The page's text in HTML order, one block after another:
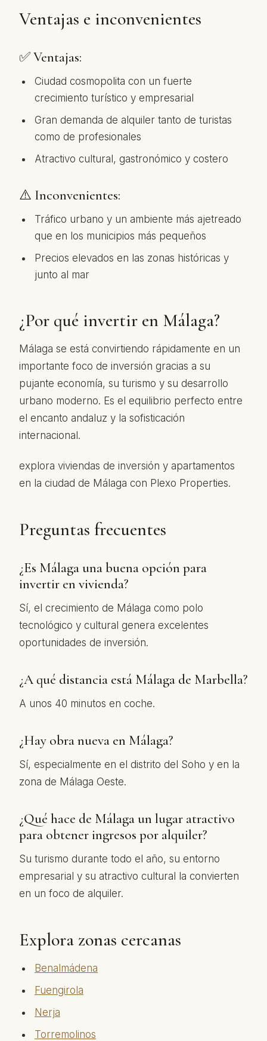
Ventajas e inconvenientes
✅ Ventajas:
Ciudad cosmopolita con un fuerte
crecimiento turístico y empresarial
Gran demanda de alquiler tanto de turistas
como de profesionales
Atractivo cultural, gastronómico y costero
⚠️ Inconvenientes:
Tráfico urbano y un ambiente más ajetreado
que en los municipios más pequeños
Precios elevados en las zonas históricas y
junto al mar
¿Por qué invertir en Málaga?
Málaga se está convirtiendo rápidamente en un
importante foco de inversión gracias a su
pujante economía, su turismo y su desarrollo
urbano moderno. Es el equilibrio perfecto entre
el encanto andaluz y la sofisticación
internacional.
explora viviendas de inversión y apartamentos
en la ciudad de Málaga con Plexo Properties.
Preguntas frecuentes
¿Es Málaga una buena opción para
invertir en vivienda?
Sí, el crecimiento de Málaga como polo
tecnológico y cultural genera excelentes
oportunidades de inversión.
¿A qué distancia está Málaga de Marbella?
A unos 40 minutos en coche.
¿Hay obra nueva en Málaga?
Sí, especialmente en el distrito del Soho y en la
zona de Málaga Oeste.
¿Qué hace de Málaga un lugar atractivo
para obtener ingresos por alquiler?
Su turismo durante todo el año, su entorno
empresarial y su atractivo cultural la convierten
en un foco de alquiler.
Explora zonas cercanas
Benalmádena
Fuengirola
Nerja
Torremolinos